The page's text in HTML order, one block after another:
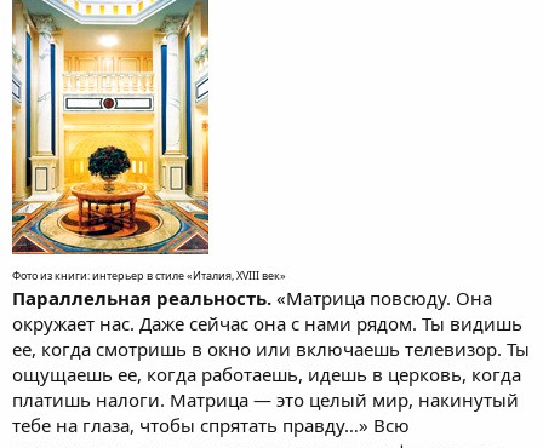
Фото из книги: интерьер в стиле «Италия, XVIII век»
Параллельная реальность. «Матрица повсюду. Она
окружает нас. Даже сейчас она с нами рядом. Ты видишь
ее, когда смотришь в окно или включаешь телевизор. Ты
ощущаешь ее, когда работаешь, идешь в церковь, когда
платишь налоги. Матрица — это целый мир, накинутый
тебе на глаза, чтобы спрятать правду…» Всю